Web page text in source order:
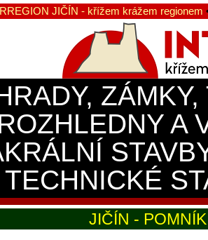
JIČÍN - křížem krážem regionem
A
TECHNICKÉ
JIČÍN -